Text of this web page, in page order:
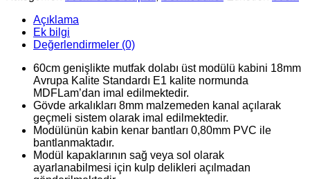
Hazır
Mutfak
Üst
Dolabı
(90cm
yükseklikte)
adet
Açıklama
Ek bilgi
Değerlendirmeler (0)
60cm genişlikte mutfak dolabı üst modülü kabini 18mm
Avrupa Kalite Standardı E1 kalite normunda
MDFLam’dan imal edilmektedir.
Gövde arkalıkları 8mm malzemeden kanal açılarak
geçmeli sistem olarak imal edilmektedir.
Modülünün kabin kenar bantları 0,80mm PVC ile
bantlanmaktadır.
Modül kapaklarının sağ veya sol olarak
ayarlanabilmesi için kulp delikleri açılmadan